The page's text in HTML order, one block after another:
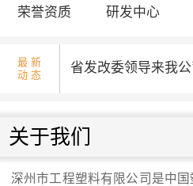
荣誉资质 研发中心
最 新
动 态
省发改委领导来我
关于我们
深州市工程塑料有限公司是中